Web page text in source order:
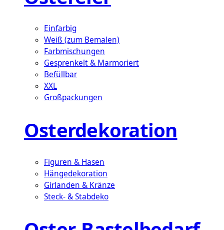
Einfarbig
Weiß (zum Bemalen)
Farbmischungen
Gesprenkelt & Marmoriert
Befüllbar
XXL
Großpackungen
Osterdekoration
Figuren & Hasen
Hängedekoration
Girlanden & Kränze
Steck- & Stabdeko